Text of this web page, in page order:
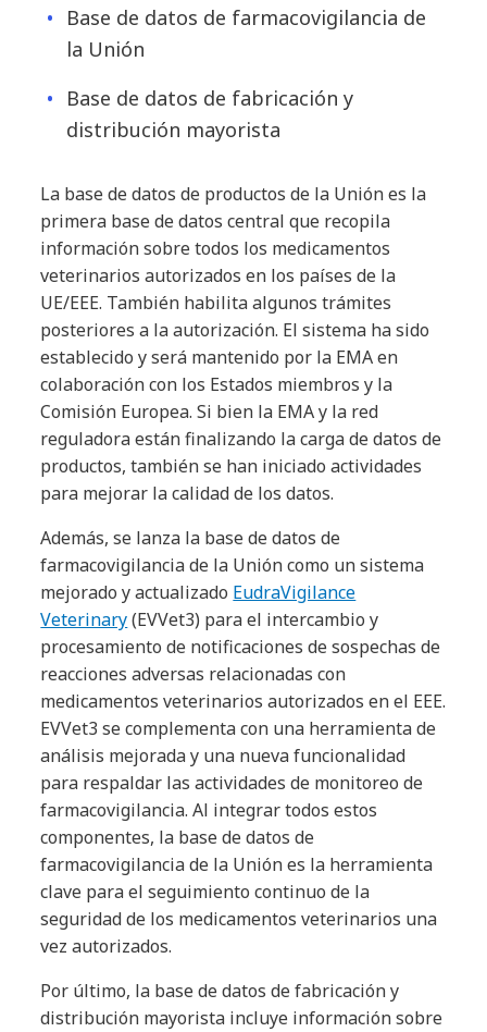
Base de datos de farmacovigilancia de
la Unión
Base de datos de fabricación y
distribución mayorista
La base de datos de productos de la Unión es la
primera base de datos central que recopila
información sobre todos los medicamentos
veterinarios autorizados en los países de la
UE/EEE. También habilita algunos trámites
posteriores a la autorización. El sistema ha sido
establecido y será mantenido por la EMA en
colaboración con los Estados miembros y la
Comisión Europea. Si bien la EMA y la red
reguladora están finalizando la carga de datos de
productos, también se han iniciado actividades
para mejorar la calidad de los datos.
Además, se lanza la base de datos de
farmacovigilancia de la Unión como un sistema
mejorado y actualizado EudraVigilance
Veterinary(EVVet3) para el intercambio y
procesamiento de notificaciones de sospechas de
reacciones adversas relacionadas con
medicamentos veterinarios autorizados en el EEE.
EVVet3 se complementa con una herramienta de
análisis mejorada y una nueva funcionalidad
para respaldar las actividades de monitoreo de
farmacovigilancia. Al integrar todos estos
componentes, la base de datos de
farmacovigilancia de la Unión es la herramienta
clave para el seguimiento continuo de la
seguridad de los medicamentos veterinarios una
vez autorizados.
Por último, la base de datos de fabricación y
distribución mayorista incluye información sobre